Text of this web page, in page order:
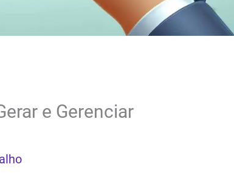
e Gerenciar